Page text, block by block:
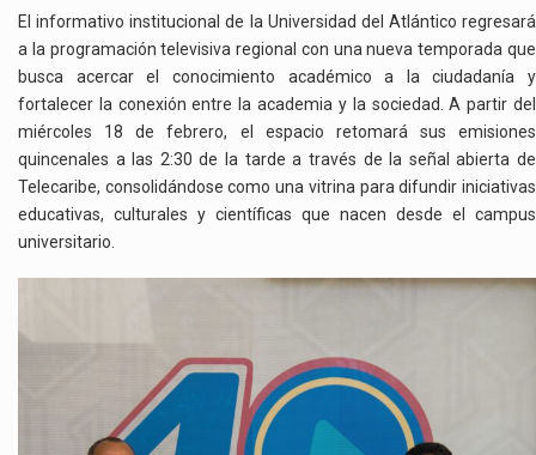
El informativo institucional de la Universidad del Atlántico regresará
a la programación televisiva regional con una nueva temporada que
busca acercar el conocimiento académico a la ciudadanía y
fortalecer la conexión entre la academia y la sociedad. A partir del
miércoles 18 de febrero, el espacio retomará sus emisiones
quincenales a las 2:30 de la tarde a través de la señal abierta de
Telecaribe, consolidándose como una vitrina para difundir iniciativas
educativas, culturales y científicas que nacen desde el campus
universitario.